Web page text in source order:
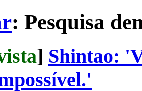
: Pesquisa
] Shintao: